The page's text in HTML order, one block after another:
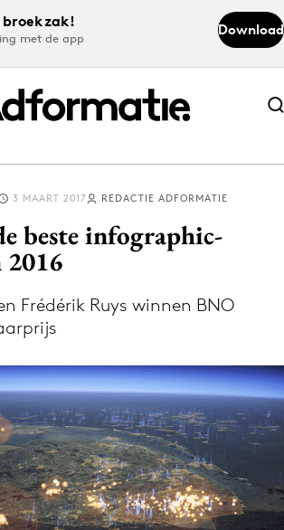
met de app
Download
Abonneer nu
Abonneer nu
nieuws via de Adformatie
Nieuws app
3 MAART 2017 REDACTIE ADFORMATIE
beste infographic-
2016
Frédérik Ruys winnen BNO